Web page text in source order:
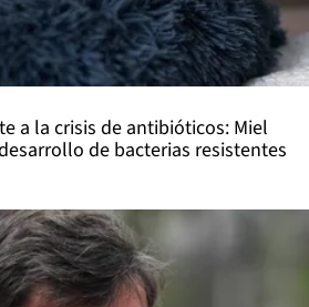
a la crisis de antibióticos: Miel
de bacterias resistentes